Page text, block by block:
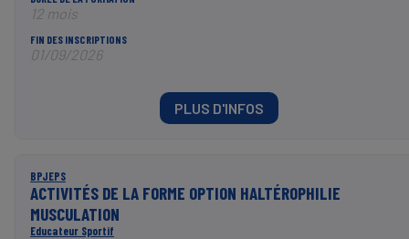
12 mois
FIN DES INSCRIPTIONS
01/09/2026
PLUS D'INFOS
BPJEPS
ACTIVITÉS DE LA FORME OPTION HALTÉROPHILIE
MUSCULATION
Educateur Sportif